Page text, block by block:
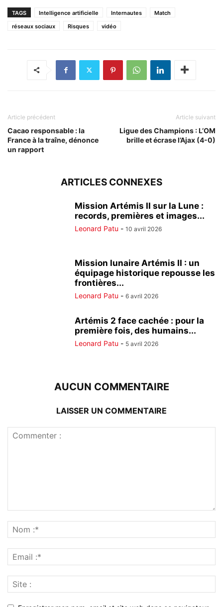
TAGS Intelligence artificielle Internautes
Match
réseaux sociaux
Risques vidéo
Article précédent
Cacao responsable : la
France à la traîne, dénonce
un rapport
Article suivant
Ligue des Champions : L’OM
brille et écrase l’Ajax (4-0)
ARTICLES CONNEXES
Mission Artémis II sur la Lune :
records, premières et images...
Leonard Patu - 10 avril 2026
Mission lunaire Artémis II : un
équipage historique repousse les
frontières...
Leonard Patu - 6 avril 2026
Artémis 2 face cachée : pour la
première fois, des humains...
Leonard Patu - 5 avril 2026
AUCUN COMMENTAIRE
LAISSER UN COMMENTAIRE